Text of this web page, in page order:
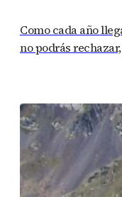
Como cada año
no podrás